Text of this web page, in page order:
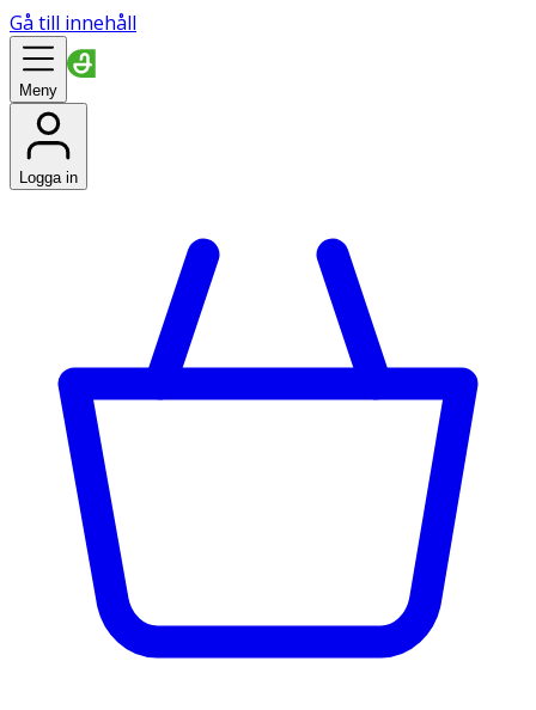
Gå till innehåll
Meny
Logga in